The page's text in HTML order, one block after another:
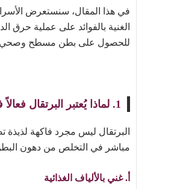
في هذا المقال، سنستعرض
الغنية بالفوائد على عملية
للحصول على بطن مسطح وصحي،
1. لماذا يُعتبر البرتقال فعالاً في التخلص من الكرش؟
البرتقال ليس مجرد فاكهة
مباشر في التخلص من دهون
أ. غني بالألياف الغذائية